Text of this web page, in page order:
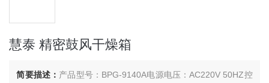
慧泰 精密鼓风干燥箱
简要描述： 产品型号：BPG-9140A电源电压：AC220V 50HZ控